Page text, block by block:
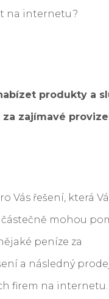
na internetu?
produkty a
za zajímavé
Vás řešení, která
mohou
peníze za
a následný
firem na internetu.